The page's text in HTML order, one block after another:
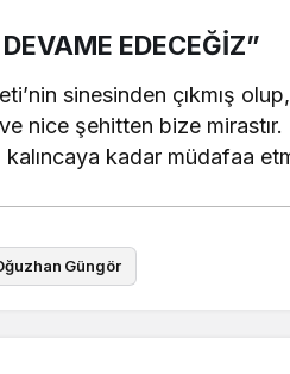
EDECEĞİZ”
sinesinden çıkmış
nice şehitten bize
kadar müdafaa
Güngör